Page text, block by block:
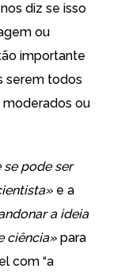
diz se isso
ou
importante
serem todos
ou
pode ser
e a
a ideia
ciência» para
com “a